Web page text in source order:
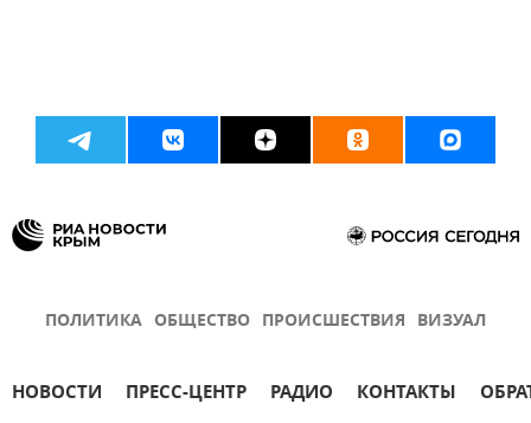
ПОЛИТИКА ОБЩЕСТВО ПРОИСШЕСТВИЯ ВИЗУАЛ
НОВОСТИ ПРЕСС-ЦЕНТР РАДИО КОНТАКТЫ